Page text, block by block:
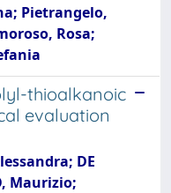
Pietrangelo,
Rosa;
thioalkanoic
evaluation
DE
Maurizio;